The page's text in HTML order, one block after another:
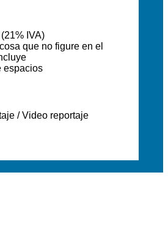
IVA)
que no figure en el
espacios
/ Video reportaje